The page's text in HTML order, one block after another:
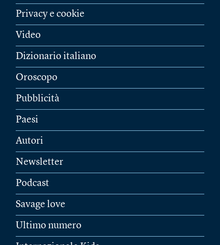
Privacy e cookie
Video
Dizionario italiano
Oroscopo
Pubblicità
Paesi
Autori
Newsletter
Podcast
Savage love
Ultimo numero